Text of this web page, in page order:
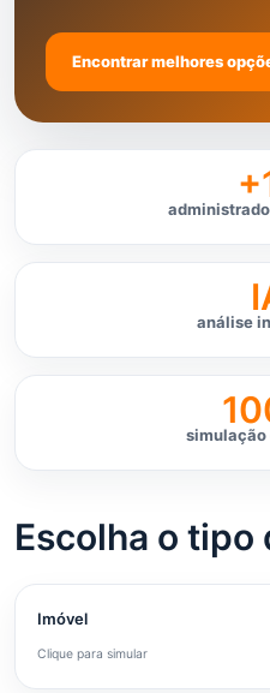
Encontrar melhores
análise
Escolha o tipo
Imóvel
Clique para simular